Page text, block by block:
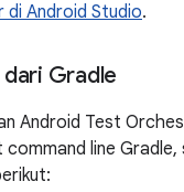
Android Studio.
Gradle
Android Test
command line Gradle,